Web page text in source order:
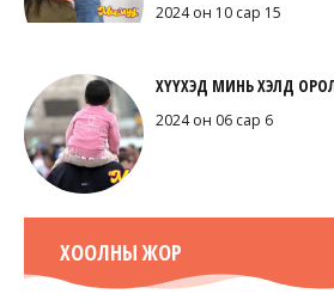
2024 он 10 сар 15
ХҮҮХЭД МИНЬ ХЭЛД
2024 он 06 сар 6
ХООЛНЫ ЖОР